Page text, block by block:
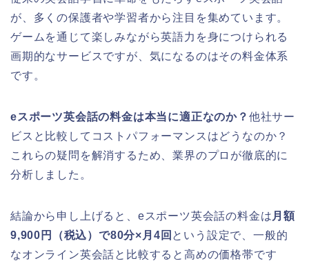
が、多くの保護者や学習者から注目を集めています。
ゲームを通じて楽しみながら英語力を身につけられる
画期的なサービスですが、気になるのはその料金体系
です。
eスポーツ英会話の料金は本当に適正なのか？ 他社サー
ビスと比較してコストパフォーマンスはどうなのか？
これらの疑問を解消するため、業界のプロが徹底的に
分析しました。
結論から申し上げると、eスポーツ英会話の料金は 月額
9,900円（税込）で80分×月4回 という設定で、一般的
なオンライン英会話と比較すると高めの価格帯です